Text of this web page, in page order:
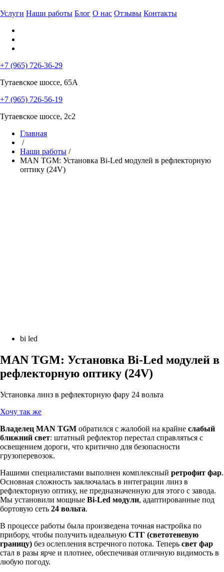
Услуги Наши работы Блог О нас Отзывы Контакты
+7 (965) 726-36-29
Тутаевское шоссе, 65А
+7 (965) 726-56-19
Тутаевское шоссе, 2с2
Главная
/
Наши работы /
MAN TGM: Установка Bi-Led модулей в рефлекторную
оптику (24V)
bi led
MAN TGM: Установка Bi-Led модулей в
рефлекторную оптику (24V)
Установка линз в рефлекторную фару 24 вольта
Хочу так же
Владелец MAN TGM обратился с жалобой на крайне слабый
ближний свет: штатный рефлектор перестал справляться с
освещением дороги, что критично для безопасности
грузоперевозок.
Нашими специалистами выполнен комплексный ретрофит фар.
Основная сложность заключалась в интеграции линз в
рефлекторную оптику, не предназначенную для этого с завода.
Мы установили мощные Bi-Led модули, адаптированные под
бортовую сеть 24 вольта.
В процессе работы была произведена точная настройка по
прибору, чтобы получить идеальную СТГ (светотеневую
границу) без ослепления встречного потока. Теперь свет фар
стал в разы ярче и плотнее, обеспечивая отличную видимость в
любую погоду.